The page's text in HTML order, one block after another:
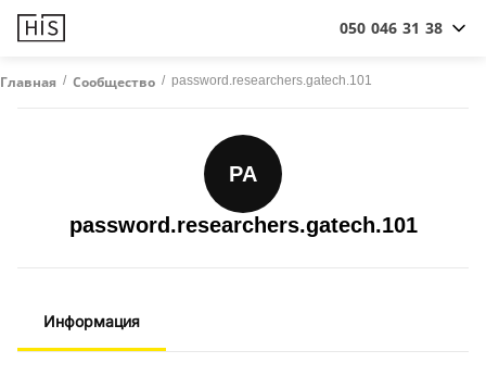
050 046 31 38
Главная / Сообщество / password.researchers.gatech.101
PA
password.researchers.gatech.101
Информация